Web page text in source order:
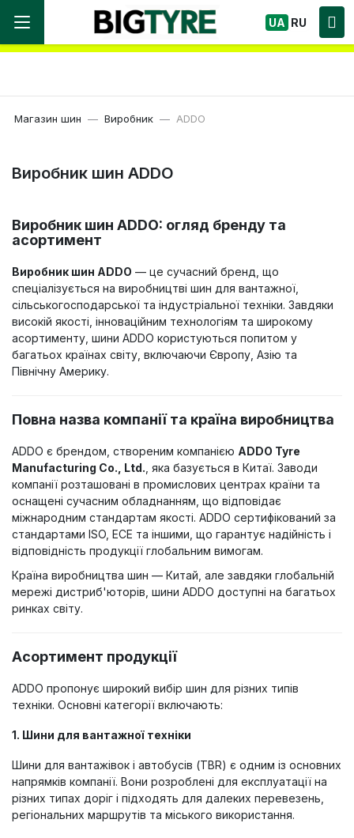
Ми працюємо! Великий вибір Шин, швидка
доставка по Україні!
UA RU
Магазин шин Виробник ADDO
Виробник шин ADDO
Виробник шин ADDO: огляд бренду та
асортимент
Виробник шин ADDO — це сучасний бренд, що
спеціалізується на виробництві шин для вантажної,
сільськогосподарської та індустріальної техніки. Завдяки
високій якості, інноваційним технологіям та широкому
асортименту, шини ADDO користуються попитом у
багатьох країнах світу, включаючи Європу, Азію та
Північну Америку.
Повна назва компанії та країна виробництва
ADDO є брендом, створеним компанією ADDO Tyre
Manufacturing Co., Ltd. , яка базується в Китаї. Заводи
компанії розташовані в промислових центрах країни та
оснащені сучасним обладнанням, що відповідає
міжнародним стандартам якості. ADDO сертифікований за
стандартами ISO, ECE та іншими, що гарантує надійність і
відповідність продукції глобальним вимогам.
Країна виробництва шин — Китай, але завдяки глобальній
мережі дистриб'юторів, шини ADDO доступні на багатьох
ринках світу.
Асортимент продукції
ADDO пропонує широкий вибір шин для різних типів
техніки. Основні категорії включають:
1. Шини для вантажної техніки
Шини для вантажівок і автобусів (TBR) є одним із основних
напрямків компанії. Вони розроблені для експлуатації на
різних типах доріг і підходять для далеких перевезень,
регіональних маршрутів та міського використання.